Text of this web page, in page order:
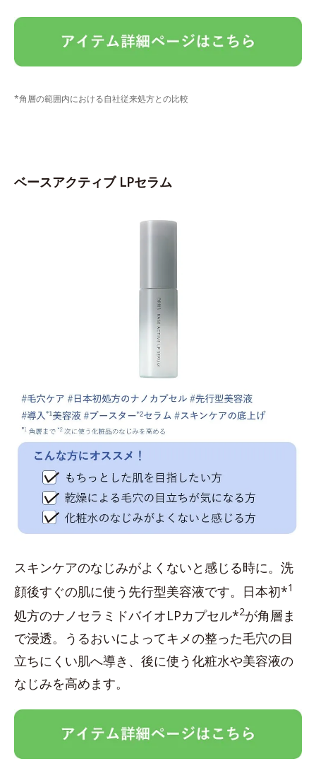
*角層の範囲内における自社従来処方との比較
ベースアクティブ LPセラム
スキンケアのなじみがよくないと感じる時に。洗
顔後すぐの肌に使う先行型美容液です。日本初*1
処方のナノセラミドバイオLPカプセル*2が角層ま
で浸透。うるおいによってキメの整った毛穴の目
立ちにくい肌へ導き、後に使う化粧水や美容液の
なじみを高めます。